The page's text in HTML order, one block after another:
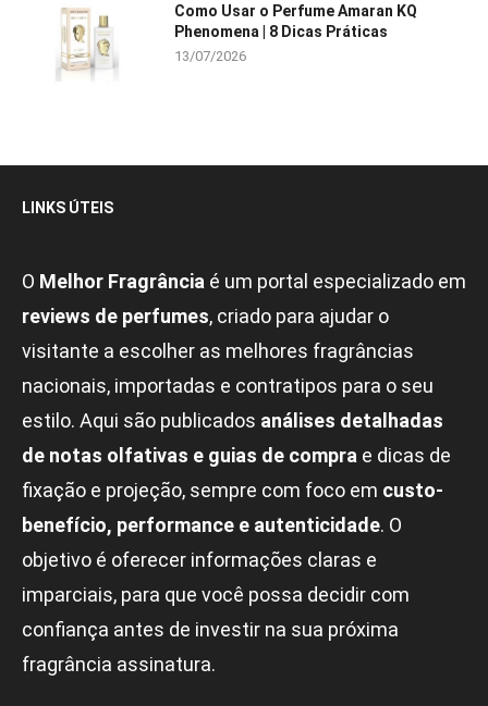
Como Usar o Perfume Amaran KQ
Phenomena | 8 Dicas Práticas
13/07/2026
LINKS ÚTEIS
O Melhor Fragrância é um portal especializado em
reviews de perfumes, criado para ajudar o
visitante a escolher as melhores fragrâncias
nacionais, importadas e contratipos para o seu
estilo. Aqui são publicados análises detalhadas
de notas olfativas e guias de compra e dicas de
fixação e projeção, sempre com foco em custo-
benefício, performance e autenticidade. O
objetivo é oferecer informações claras e
imparciais, para que você possa decidir com
confiança antes de investir na sua próxima
fragrância assinatura.